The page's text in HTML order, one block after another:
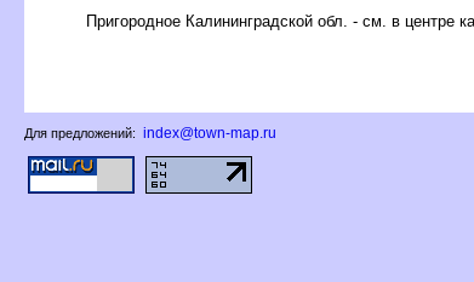
Пригородное Калининградской обл. - см. в центре
Для предложений: index@town-map.ru